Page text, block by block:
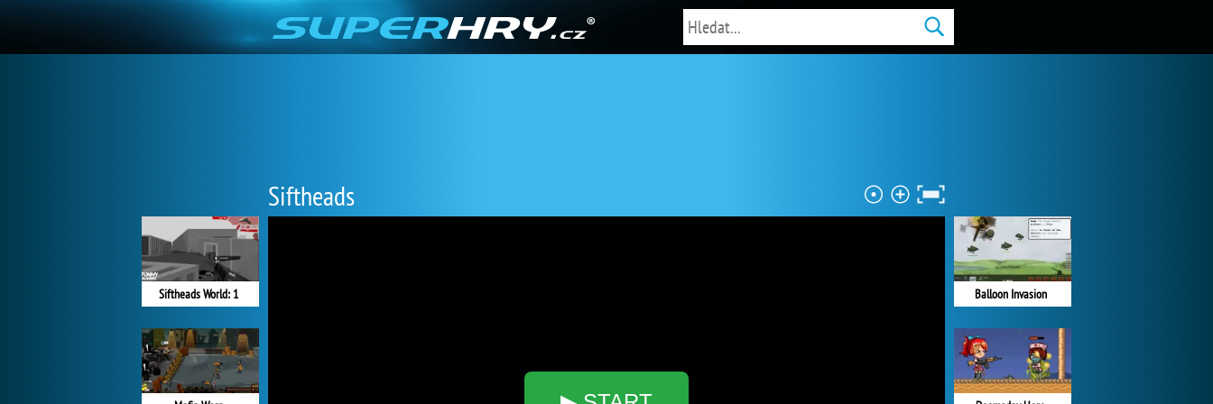
Siftheads
Siftheads World: 1 Balloon Invasion